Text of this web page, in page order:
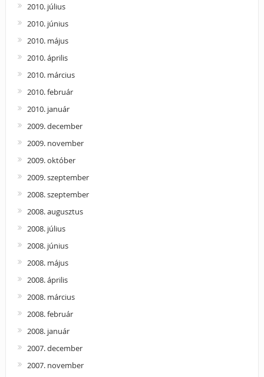
2010. július
2010. június
2010. május
2010. április
2010. március
2010. február
2010. január
2009. december
2009. november
2009. október
2009. szeptember
2008. szeptember
2008. augusztus
2008. július
2008. június
2008. május
2008. április
2008. március
2008. február
2008. január
2007. december
2007. november